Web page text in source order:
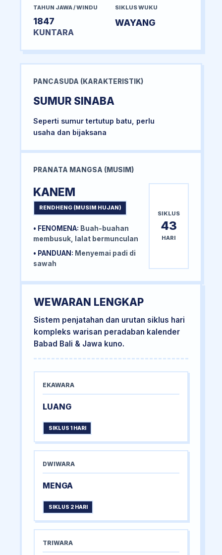
TAHUN JAWA / WINDU
1847
KUNTARA
SIKLUS WUKU
WAYANG
PANCASUDA (KARAKTERISTIK)
SUMUR SINABA
Seperti sumur tertutup batu, perlu
usaha dan bijaksana
PRANATA MANGSA (MUSIM)
KANEM
RENDHENG (MUSIM HUJAN)
• FENOMENA: Buah-buahan
membusuk, lalat bermunculan
• PANDUAN: Menyemai padi di
sawah
SIKLUS
43
HARI
WEWARAN LENGKAP
Sistem penjatahan dan urutan siklus hari
kompleks warisan peradaban kalender
Babad Bali & Jawa kuno.
EKAWARA
LUANG
SIKLUS 1 HARI
DWIWARA
MENGA
SIKLUS 2 HARI
TRIWARA